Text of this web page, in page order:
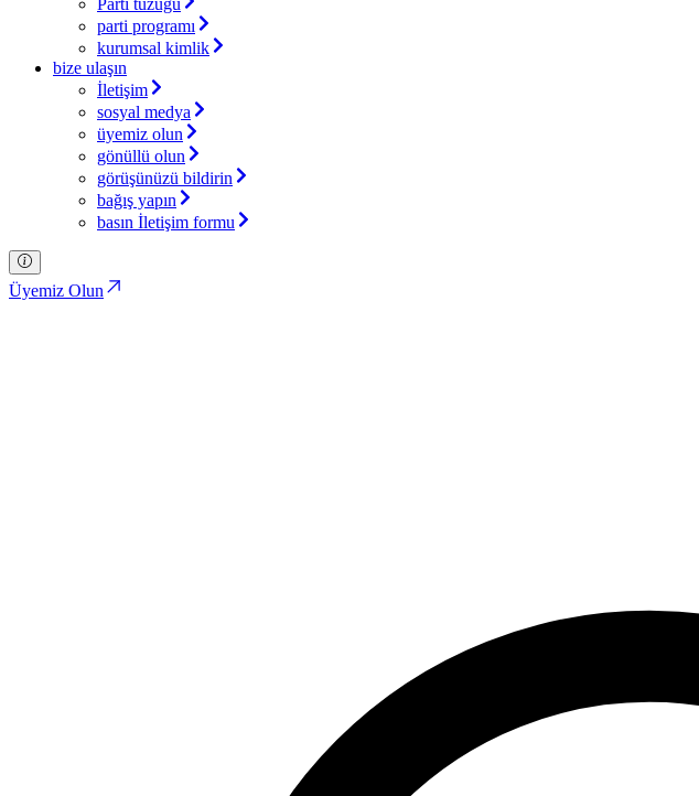
Parti tüzüğü
parti programı
kurumsal kimlik
bize ulaşın
İletişim
sosyal medya
üyemiz olun
gönüllü olun
görüşünüzü bildirin
bağış yapın
basın İletişim formu
Üyemiz Olun